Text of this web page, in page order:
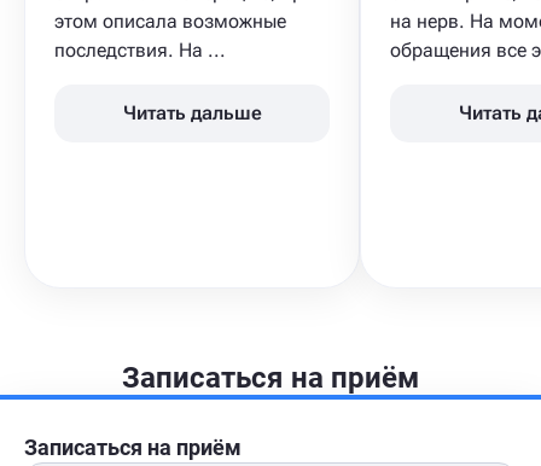
этом описала возможные
последствия. На ...
Читать дальше
на нерв. На
обращения все
Читать
Записаться на приём
Записаться на приём